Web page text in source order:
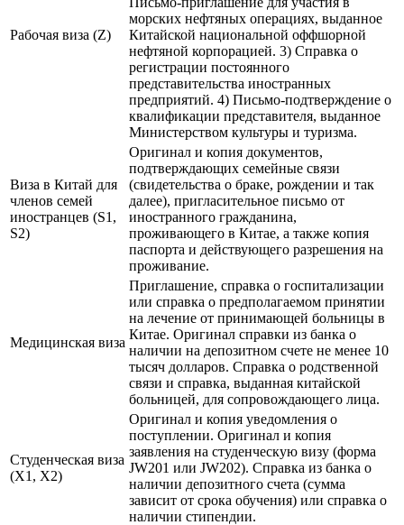
Рабочая виза (Z)
морских нефтяных операциях, выданное
Китайской национальной оффшорной
нефтяной корпорацией. 3) Справка о
регистрации постоянного
представительства иностранных
предприятий. 4) Письмо-подтверждение о
квалификации представителя, выданное
Министерством культуры и туризма.
Виза в Китай для
членов семей
иностранцев (S1,
S2)
Оригинал и копия документов,
подтверждающих семейные связи
(свидетельства о браке, рождении и так
далее), пригласительное письмо от
иностранного гражданина,
проживающего в Китае, а также копия
паспорта и действующего разрешения на
проживание.
Медицинская виза
Приглашение, справка о госпитализации
или справка о предполагаемом принятии
на лечение от принимающей больницы в
Китае. Оригинал справки из банка о
наличии на депозитном счете не менее 10
тысяч долларов. Справка о родственной
связи и справка, выданная китайской
больницей, для сопровождающего лица.
Студенческая виза
(X1, X2)
Оригинал и копия уведомления о
поступлении. Оригинал и копия
заявления на студенческую визу (форма
JW201 или JW202). Справка из банка о
наличии депозитного счета (сумма
зависит от срока обучения) или справка о
наличии стипендии.